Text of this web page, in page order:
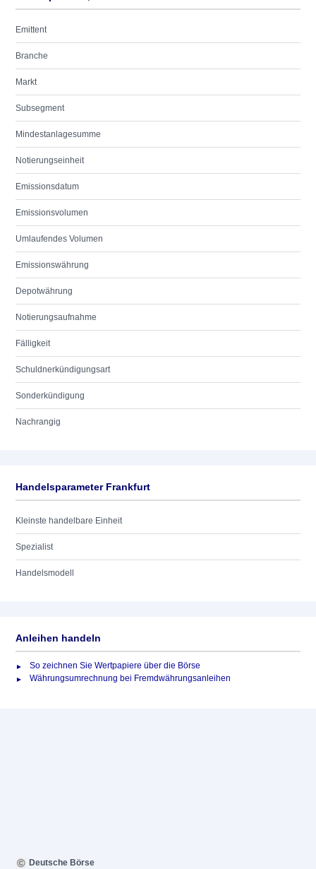
Emittent
Branche
Markt
Subsegment
Mindestanlagesumme
Notierungseinheit
Emissionsdatum
Emissionsvolumen
Umlaufendes Volumen
Emissionswährung
Depotwährung
Notierungsaufnahme
Fälligkeit
Schuldnerkündigungsart
Sonderkündigung
Nachrangig
Handelsparameter Frankfurt
Kleinste handelbare Einheit
Spezialist
Handelsmodell
Anleihen handeln
So zeichnen Sie Wertpapiere über die Börse
Währungsumrechnung bei Fremdwährungsanleihen
Deutsche Börse